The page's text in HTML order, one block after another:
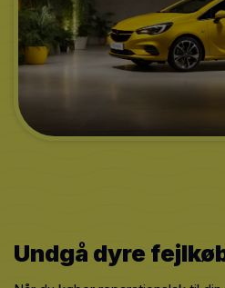
Undgå dyre